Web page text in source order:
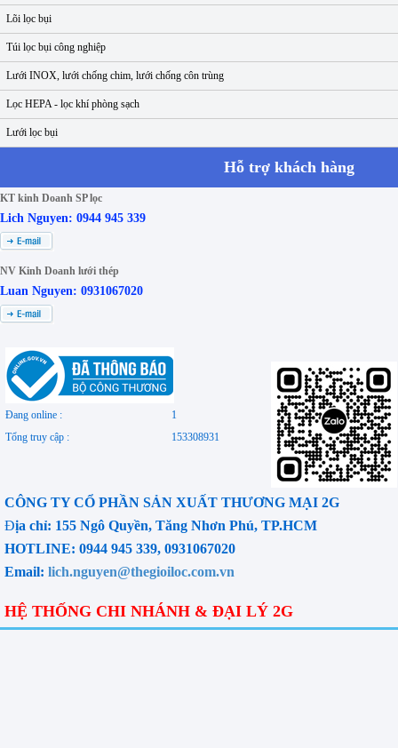
Lõi lọc bụi
Túi lọc bụi công nghiệp
Lưới INOX, lưới chống chim, lưới chống côn trùng
Lọc HEPA - lọc khí phòng sạch
Lưới lọc bụi
Hỗ trợ khách hàng
KT kinh Doanh SP lọc
Lich Nguyen: 0944 945 339
NV Kinh Doanh lưới thép
Luan Nguyen: 0931067020
Đang online :
1
Tổng truy cập :
153308931
CÔNG TY CỔ PHẦN SẢN XUẤT THƯƠNG MẠI 2G
Địa chỉ: 155 Ngô Quyền, Tăng Nhơn Phú, TP.HCM
HOTLINE: 0944 945 339, 0931067020
Email: lich.nguyen@thegioiloc.com.vn
HỆ THỐNG CHI NHÁNH & ĐẠI LÝ 2G